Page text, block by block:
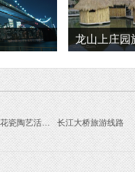
龙山上庄园
南京青花瓷陶艺活动中心旅游线路 长江大桥旅游线路